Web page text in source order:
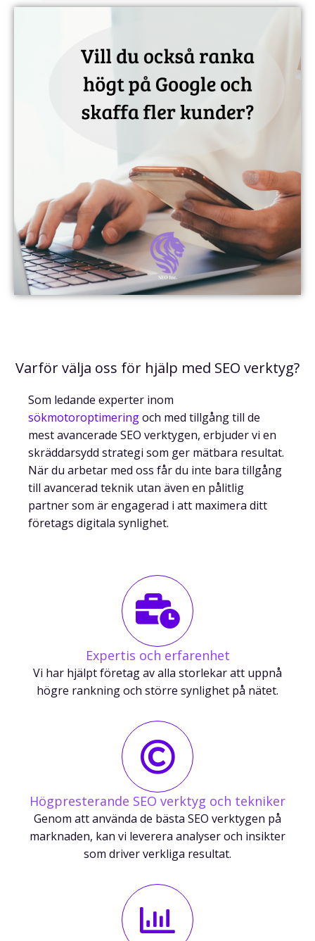
Varför välja oss för hjälp med SEO verktyg?
Som ledande experter inom
sökmotoroptimeringoch med tillgång till de
mest avancerade SEO verktygen, erbjuder vi en
skräddarsydd strategi som ger mätbara resultat.
När du arbetar med oss får du inte bara tillgång
till avancerad teknik utan även en pålitlig
partner som är engagerad i att maximera ditt
företags digitala synlighet.
Expertis och erfarenhet
Vi har hjälpt företag av alla storlekar att uppnå
högre rankning och större synlighet på nätet.
Högpresterande SEO verktyg och tekniker
Genom att använda de bästa SEO verktygen på
marknaden, kan vi leverera analyser och insikter
som driver verkliga resultat.